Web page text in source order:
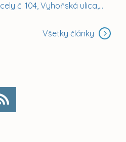
č. 104, Vyhoňská ulica,...
Všetky články